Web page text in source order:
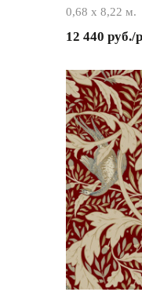
0,68 х 8,22 м.
12 440 руб./